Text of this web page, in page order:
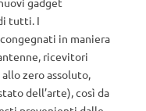
tutti. I
in maniera
ricevitori
zero assoluto,
dell’arte), così da